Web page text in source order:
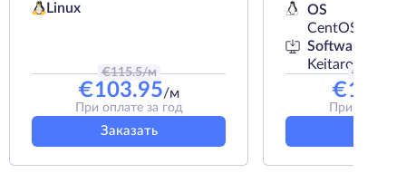
Linux
€115.5/м
€103.95/м
При оплате за год
Заказать
OS
CentOS
Software
Keitaro
€
€
При оплате